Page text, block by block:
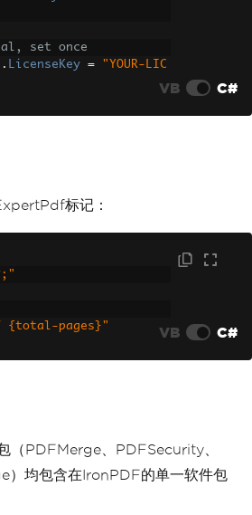
set once
. LicenseKey =
"YOUR-LIC
VB C#
标记：
{total-pages}"
VB C#
（PDFMerge、PDFSecurity、
均包含在IronPDF的单一软件包